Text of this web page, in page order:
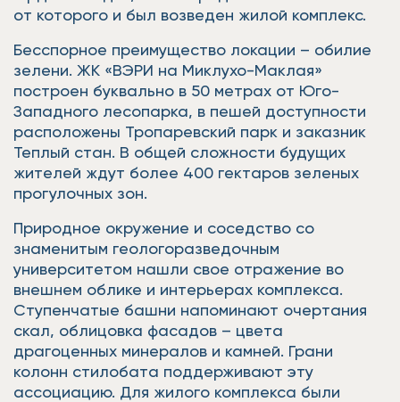
от которого и был возведен жилой комплекс.
Бесспорное преимущество локации – обилие
зелени. ЖК «ВЭРИ на Миклухо-Маклая»
построен буквально в 50 метрах от Юго-
Западного лесопарка, в пешей доступности
расположены Тропаревский парк и заказник
Теплый стан. В общей сложности будущих
жителей ждут более 400 гектаров зеленых
прогулочных зон.
Природное окружение и соседство со
знаменитым геологоразведочным
университетом нашли свое отражение во
внешнем облике и интерьерах комплекса.
Ступенчатые башни напоминают очертания
скал, облицовка фасадов – цвета
драгоценных минералов и камней. Грани
колонн стилобата поддерживают эту
ассоциацию. Для жилого комплекса были